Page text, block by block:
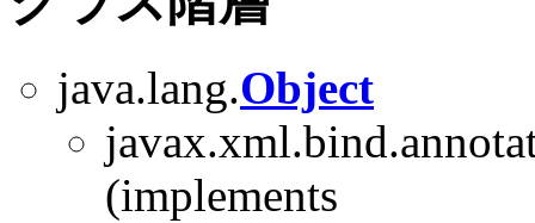
java.lang.Object
(implements